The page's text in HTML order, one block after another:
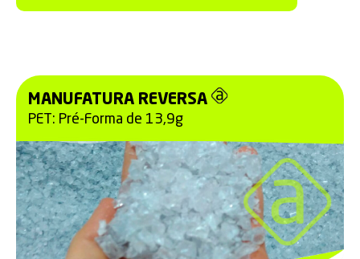
MANUFATURA REVERSA
PET: Pré-Forma de 13,9g